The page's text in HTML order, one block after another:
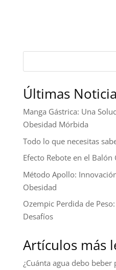
Últimas
Manga Gástrica: Una
Obesidad Mórbida
Todo lo que necesitas
Efecto Rebote en el Balón
Método Apollo:
Obesidad
Ozempic Perdida de
Desafíos
Artículos más
¿Cuánta agua debo beber